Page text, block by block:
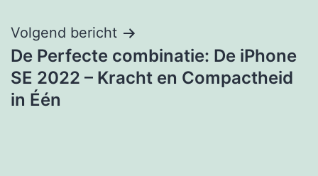
Volgend bericht
De Perfecte combinatie: De iPhone
SE 2022 – Kracht en Compactheid
in Één